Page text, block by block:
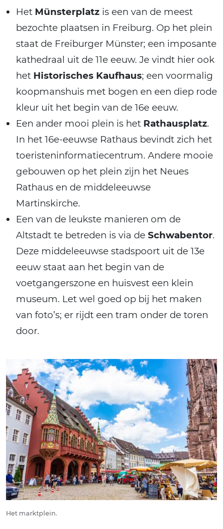
Het Münsterplatz is een van de meest
bezochte plaatsen in Freiburg. Op het plein
staat de Freiburger Münster; een imposante
kathedraal uit de 11e eeuw. Je vindt hier ook
het Historisches Kaufhaus; een voormalig
koopmanshuis met bogen en een diep rode
kleur uit het begin van de 16e eeuw.
Een ander mooi plein is het Rathausplatz.
In het 16e-eeuwse Rathaus bevindt zich het
toeristeninformatiecentrum. Andere mooie
gebouwen op het plein zijn het Neues
Rathaus en de middeleeuwse
Martinskirche.
Een van de leukste manieren om de
Altstadt te betreden is via de Schwabentor.
Deze middeleeuwse stadspoort uit de 13e
eeuw staat aan het begin van de
voetgangerszone en huisvest een klein
museum. Let wel goed op bij het maken
van foto’s; er rijdt een tram onder de toren
door.
Het marktplein.